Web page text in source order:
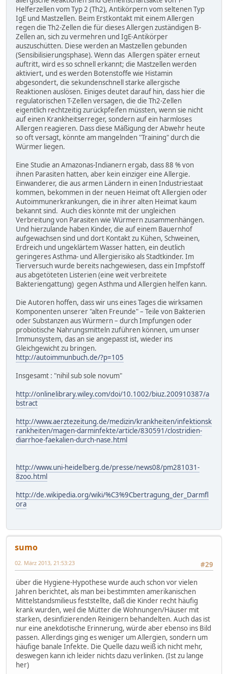
Helferzellen vom Typ 2 (Th2), Antikörpern vom seltenen Typ
IgE und Mastzellen. Beim Erstkontakt mit einem Allergen
regen die Th2-Zellen die für dieses Allergen zuständigen B-
Zellen an, sich zu vermehren und IgE-Antikörper
auszuschütten. Diese werden an Mastzellen gebunden
(Sensibilisierungsphase). Wenn das Allergen später erneut
auftritt, wird es so schnell erkannt; die Mastzellen werden
aktiviert, und es werden Botenstoffe wie Histamin
abgesondert, die sekundenschnell starke allergische
Reaktionen auslösen. Einiges deutet darauf hin, dass hier die
regulatorischen T-Zellen versagen, die die Th2-Zellen
eigentlich rechtzeitig zurückpfeifen müssten, wenn sie nicht
auf einen Krankheitserreger, sondern auf ein harmloses
Allergen reagieren. Dass diese Mäßigung der Abwehr heute
so oft versagt, könnte am mangelnden "Training" durch die
Würmer liegen.
Eine Studie an Amazonas-Indianern ergab, dass 88 % von
ihnen Parasiten hatten, aber kein einziger eine Allergie.
Einwanderer, die aus armen Ländern in einen Industriestaat
kommen, bekommen in der neuen Heimat oft Allergien oder
Autoimmunerkrankungen, die in ihrer alten Heimat kaum
bekannt sind. Auch dies könnte mit der ungleichen
Verbreitung von Parasiten wie Würmern zusammenhängen.
Und hierzulande haben Kinder, die auf einem Bauernhof
aufgewachsen sind und dort Kontakt zu Kühen, Schweinen,
Erdreich und ungeklärtem Wasser hatten, ein deutlich
geringeres Asthma- und Allergierisiko als Stadtkinder. Im
Tierversuch wurde bereits nachgewiesen, dass ein Impfstoff
aus abgetöteten Listerien (eine weit verbreitete
Bakteriengattung) gegen Asthma und Allergien helfen kann.
Die Autoren hoffen, dass wir uns eines Tages die wirksamen
Komponenten unserer "alten Freunde" – Teile von Bakterien
oder Substanzen aus Würmern – durch Impfungen oder
probiotische Nahrungsmitteln zuführen können, um unser
Immunsystem, das an sie angepasst ist, wieder ins
Gleichgewicht zu bringen.
http://autoimmunbuch.de/?p=105
Insgesamt : "nihil sub sole novum"
http://onlinelibrary.wiley.com/doi/10.1002/biuz.200910387/a
bstract
http://www.aerztezeitung.de/medizin/krankheiten/infektionsk
rankheiten/magen-darminfekte/article/830591/clostridien-
diarrhoe-faekalien-durch-nase.html
http://www.uni-heidelberg.de/presse/news08/pm281031-
8zoo.html
http://de.wikipedia.org/wiki/%C3%9Cbertragung_der_Darmfl
ora
sumo
#29
02. März 2013, 21:53:23
über die Hygiene-Hypothese wurde auch schon vor vielen
Jahren berichtet, als man bei bestimmten amerikanischen
Mittelstandsmilieus feststellte, daß die Kinder recht häufig
krank wurden, weil die Mütter die Wohnungen/Häuser mit
starken, desinfizierenden Reinigern behandelten. Auch das ist
nur eine anekdotische Erinnerung, würde aber ebenso ins Bild
passen. Allerdings ging es weniger um Allergien, sondern um
häufige banale Infekte. Die Quelle dazu weiß ich nicht mehr,
deswegen kann ich leider nichts dazu verlinken. (Ist zu lange
her)